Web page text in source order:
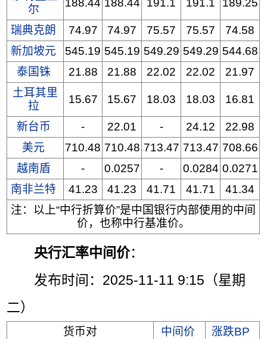
尔
188.44 188.44 191.1 191.1 189.25
瑞典克朗 74.97 74.97 75.57 75.57
74.58
新加坡元
545.19 545.19 549.29 549.29 544.68
泰国铢
21.88 21.88 22.02 22.02
21.97
土耳其里
拉
15.67 15.67 18.03 18.03 16.81
新台币 - 22.01 - 24.12
22.98
美元
710.48 710.48 713.47 713.47 708.66
越南盾
- 0.0257 - 0.0284 0.0271
南非兰特
41.23 41.23 41.71 41.71
41.34
注：以上“中行折算价”是中国银行内部使用的中间
价，也称中行基准价。
央行汇率中间价：
发布时间：2025-11-11 9:15（星期
二）
货币对 中间价
涨跌BP